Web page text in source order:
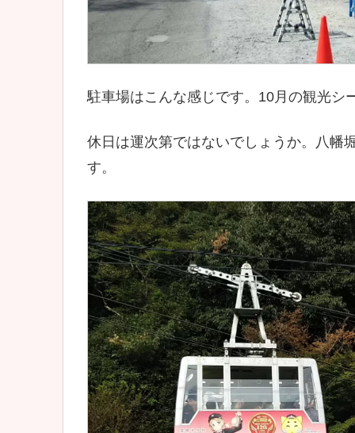
駐車場はこんな感じです。10月の観光シ
休日は運次第ではないでしょうか。八幡
す。